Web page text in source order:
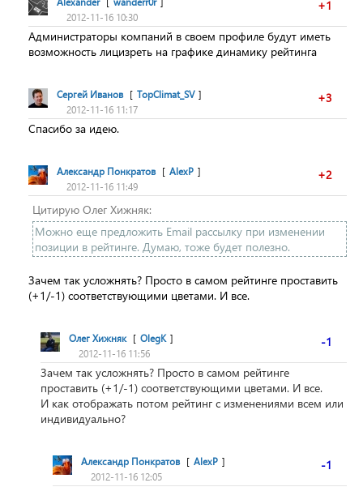
+1
2012-11-16 10:30
Администраторы компаний в своем профиле будут иметь
возможность лицизреть на графике динамику рейтинга
+3
Сергей Иванов [ TopClimat_SV ]
2012-11-16 11:17
Спасибо за идею.
+2
Александр Понкратов [ AlexP ]
2012-11-16 11:49
Цитирую Олег Хижняк:
Можно еще предложить Email рассылку при изменении
позиции в рейтинге. Думаю, тоже будет полезно.
Зачем так усложнять? Просто в самом рейтинге проставить
(+1/-1) соответствующими цветами. И все.
-1
Олег Хижняк [ OlegK ]
2012-11-16 11:56
Зачем так усложнять? Просто в самом рейтинге
проставить (+1/-1) соответствующими цветами. И все.
И как отображать потом рейтинг с изменениями всем или
индивидуально?
-1
Александр Понкратов [ AlexP ]
2012-11-16 12:05